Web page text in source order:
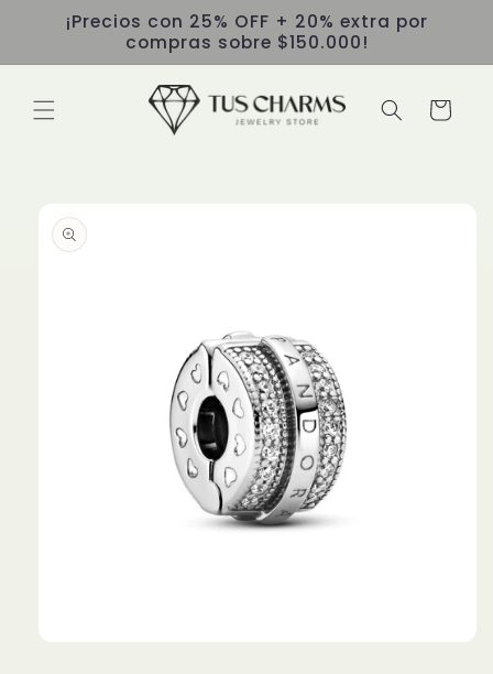
directamente
¡Precios con 25% OFF + 20% extra por
compras sobre $150.000!
Carrito
información
del producto